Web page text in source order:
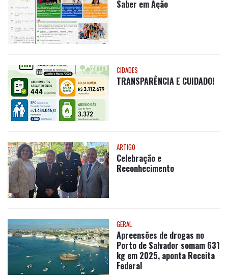
Saber em Ação
CIDADES
TRANSPARÊNCIA E CUIDADO!
ARTIGO
Celebração e
Reconhecimento
GERAL
Apreensões de drogas no
Porto de Salvador somam 631
kg em 2025, aponta Receita
Federal